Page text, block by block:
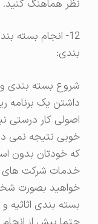
نظر هماهنگ کنید.
12- انجام بسته بندی
بندی:
شروع بسته بندی
داشتن یک برنامه
اصولی کار درستی
خوبی نتیجه نمی
که خودتان بدون
خدمات شرکت های
خواهید بصورت شخصی
بسته بندی اثاثیه و